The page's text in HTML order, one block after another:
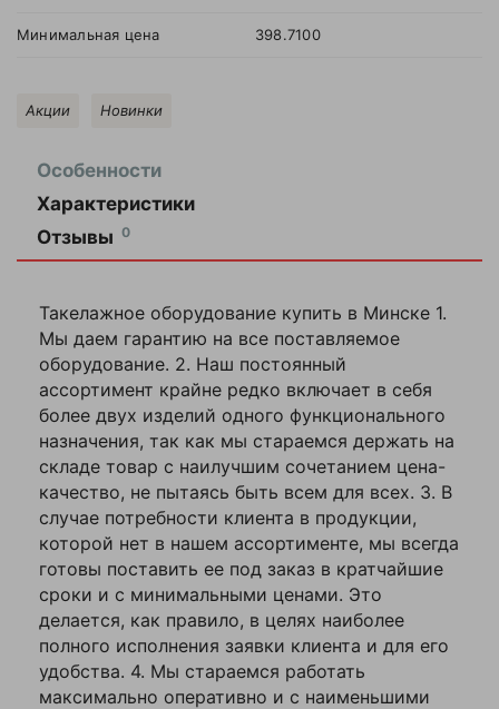
Минимальная цена 398.7100
Акции Новинки
Особенности
Характеристики
Отзывы 0
Такелажное оборудование купить в Минске 1.
Мы даем гарантию на все поставляемое
оборудование. 2. Наш постоянный
ассортимент крайне редко включает в себя
более двух изделий одного функционального
назначения, так как мы стараемся держать на
складе товар с наилучшим сочетанием цена-
качество, не пытаясь быть всем для всех. 3. В
случае потребности клиента в продукции,
которой нет в нашем ассортименте, мы всегда
готовы поставить ее под заказ в кратчайшие
сроки и с минимальными ценами. Это
делается, как правило, в целях наиболее
полного исполнения заявки клиента и для его
удобства. 4. Мы стараемся работать
максимально оперативно и с наименьшими
Артикул
Высота упаковки,
36
Глубина упаковки,
12
Грузоподъемность,
21,2
Минимальная цена 398.7100
Родина бренда Россия
Сортировка
товаров
0.0000
Старый код 1С
e9ba4cc9-
62c3-11e6-
a810-
00155d086f02
Оставить
отзыв
Ваша
оценка
Ваше
Комментарий